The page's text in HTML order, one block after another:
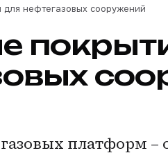
нефтегазовых сооружений
платформ –